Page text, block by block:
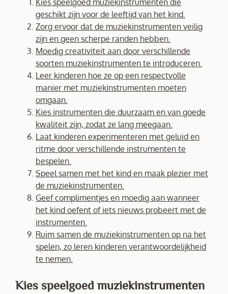
Kies speelgoed muziekinstrumenten die
geschikt zijn voor de leeftijd van het kind.
Zorg ervoor dat de muziekinstrumenten veilig
zijn en geen scherpe randen hebben.
Moedig creativiteit aan door verschillende
soorten muziekinstrumenten te introduceren.
Leer kinderen hoe ze op een respectvolle
manier met muziekinstrumenten moeten
omgaan.
Kies instrumenten die duurzaam en van goede
kwaliteit zijn, zodat ze lang meegaan.
Laat kinderen experimenteren met geluid en
ritme door verschillende instrumenten te
bespelen.
Speel samen met het kind en maak plezier met
de muziekinstrumenten.
Geef complimentjes en moedig aan wanneer
het kind oefent of iets nieuws probeert met de
instrumenten.
Ruim samen de muziekinstrumenten op na het
spelen, zo leren kinderen verantwoordelijkheid
te nemen.
Kies speelgoed muziekinstrumenten